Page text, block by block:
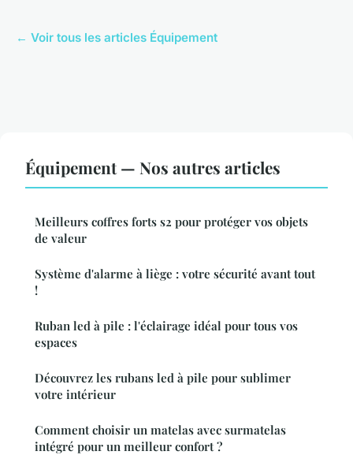
← Voir tous les articles Équipement
Équipement — Nos autres articles
Meilleurs coffres forts s2 pour protéger vos objets
de valeur
Système d'alarme à liège : votre sécurité avant tout
!
Ruban led à pile : l'éclairage idéal pour tous vos
espaces
Découvrez les rubans led à pile pour sublimer
votre intérieur
Comment choisir un matelas avec surmatelas
intégré pour un meilleur confort ?